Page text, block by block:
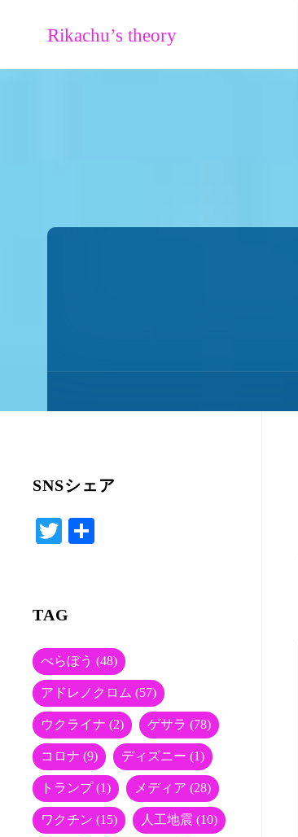
Rikachu’s theory
SNSシェア
T
r
TAG
べらぼう (48)
アドレノクロム (57)
ウクライナ (2) ゲサラ (78)
コロナ (9) ディズニー (1)
トランプ(1) メディア (28)
ワクチン (15) 人工地震 (10)